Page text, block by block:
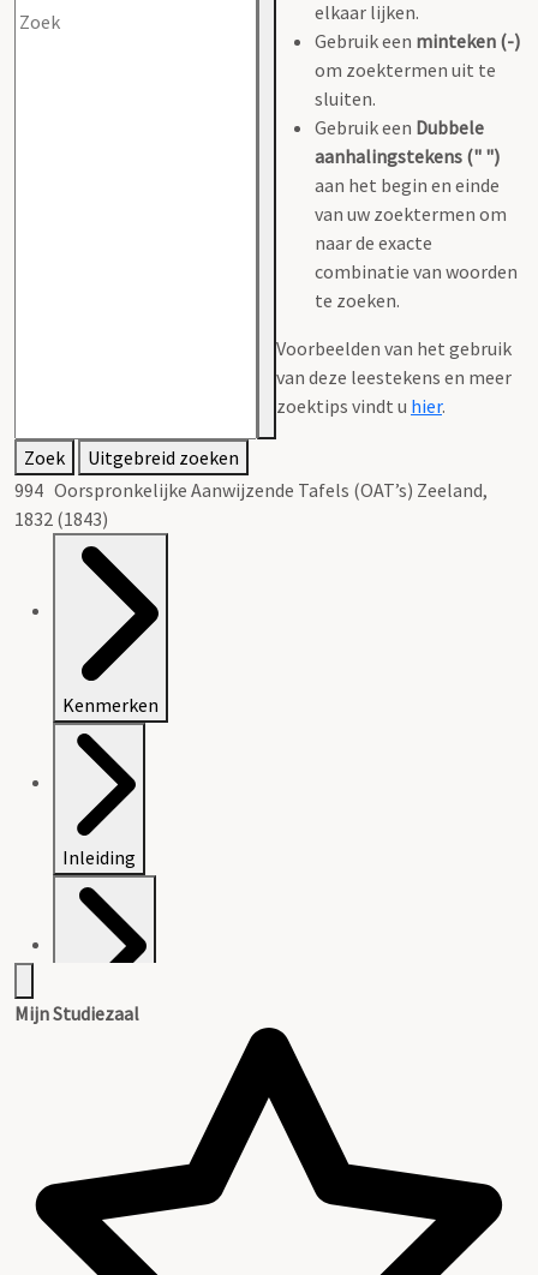
elkaar lijken.
Gebruik een minteken (-)
om zoektermen uit te
sluiten.
Gebruik een Dubbele
aanhalingstekens (" ")
aan het begin en einde
van uw zoektermen om
naar de exacte
combinatie van woorden
te zoeken.
Voorbeelden van het gebruik
van deze leestekens en meer
zoektips vindt u hier.
Zoek
Uitgebreid zoeken
994 Oorspronkelijke Aanwijzende Tafels (OAT’s) Zeeland,
1832 (1843)
Kenmerken
Inleiding
Inventaris
Mijn Studiezaal